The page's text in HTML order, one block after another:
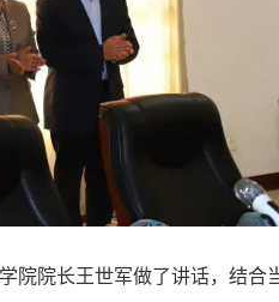
院长王世军做了讲话，结